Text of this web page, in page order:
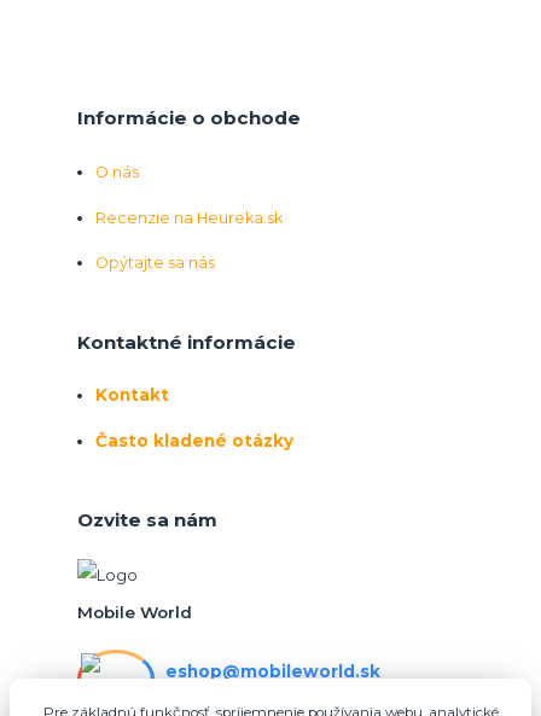
Informácie o obchode
O nás
Recenzie na Heureka.sk
Opýtajte sa nás
Kontaktné informácie
Kontakt
Často kladené otázky
Ozvite sa nám
Mobile World
eshop@mobileworld.sk